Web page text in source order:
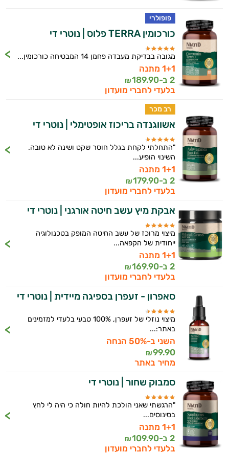
פופולרי
כורכומין TERRA פלוס | נוטרי די
מגובה בבדיקת מעבדה פחמן 14 המבטיחה כורכומין...
1+1 מתנה
2 ב-
189.90
₪
בלעדי לחברי מועדון
רב מכר
אשווגנדה בריכוז אופטימלי | נוטרי די
"התחלתי לקחת בגלל חוסר שקט ושינה לא טובה.
השינוי הופיע...
1+1 מתנה
2 ב-
179.90
₪
בלעדי לחברי מועדון
אבקת מיץ עשב חיטה אורגני | נוטרי די
מיצוי מרוכז של עשב החיטה המופק בטכנולוגיה
ייחודית של הקפאה...
1+1 מתנה
2 ב-
169.90
₪
בלעדי לחברי מועדון
סאפרון - זעפרן בספיגה מיידית | נוטרי די
מיצוי נוזלי של זעפרן, 100% טבעי בלעדי למזמינים
באתר:...
השני ב-50% הנחה
99.90
₪
מחיר באתר
סמבוק שחור | נוטרי די
"הרגשתי שאני הולכת להיות חולה כי היה לי לחץ
בסינוסים...
1+1 מתנה
2 ב-
109.90
₪
בלעדי לחברי מועדון